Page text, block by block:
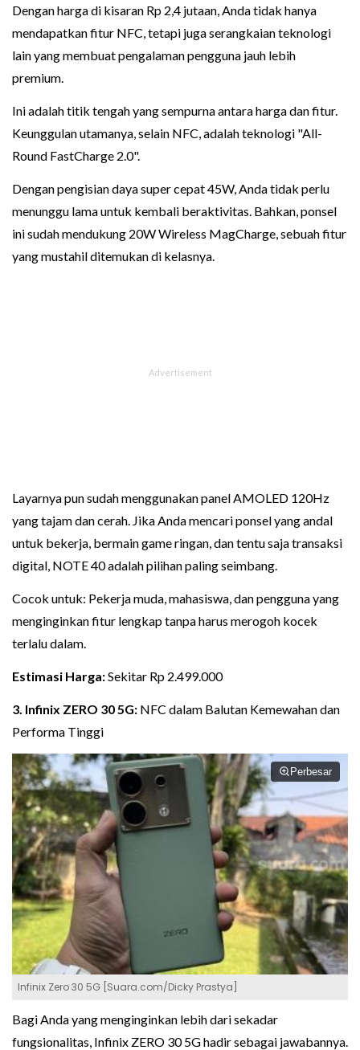
Dengan harga di kisaran Rp 2,4 jutaan, Anda tidak hanya
mendapatkan fitur NFC, tetapi juga serangkaian teknologi
lain yang membuat pengalaman pengguna jauh lebih
premium.
Ini adalah titik tengah yang sempurna antara harga dan fitur.
Keunggulan utamanya, selain NFC, adalah teknologi "All-
Round FastCharge 2.0".
Dengan pengisian daya super cepat 45W, Anda tidak perlu
menunggu lama untuk kembali beraktivitas. Bahkan, ponsel
ini sudah mendukung 20W Wireless MagCharge, sebuah fitur
yang mustahil ditemukan di kelasnya.
Layarnya pun sudah menggunakan panel AMOLED 120Hz
yang tajam dan cerah. Jika Anda mencari ponsel yang andal
untuk bekerja, bermain game ringan, dan tentu saja transaksi
digital, NOTE 40 adalah pilihan paling seimbang.
Cocok untuk: Pekerja muda, mahasiswa, dan pengguna yang
menginginkan fitur lengkap tanpa harus merogoh kocek
terlalu dalam.
Estimasi Harga:Sekitar Rp 2.499.000
3. Infinix ZERO 30 5G: NFC dalam Balutan Kemewahan dan
Performa Tinggi
Perbesar
Infinix Zero 30 5G [Suara.com/Dicky Prastya]
Bagi Anda yang menginginkan lebih dari sekadar
fungsionalitas, Infinix ZERO 30 5G hadir sebagai jawabannya.